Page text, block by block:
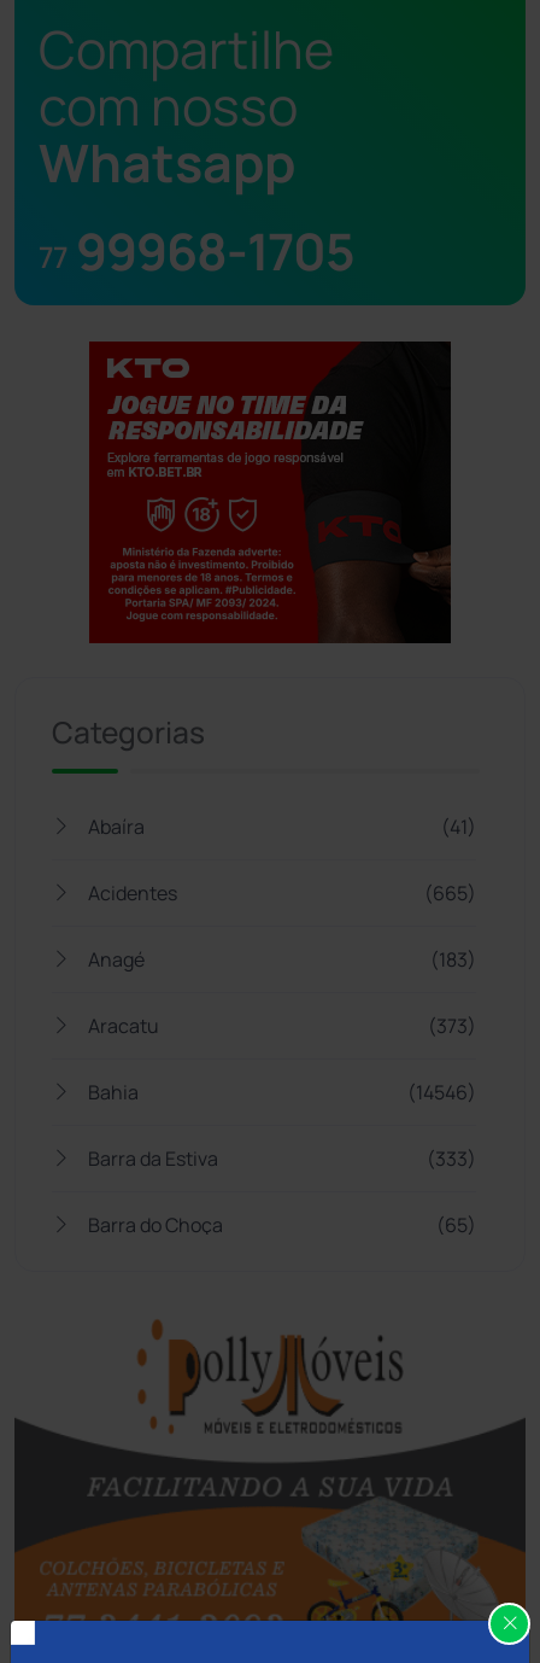
Compartilhe
com nosso
Whatsapp
77 99968-1705
Categorias
Abaíra (41)
Acidentes (665)
Anagé (183)
Aracatu (373)
Bahia (14546)
Barra da Estiva (333)
Barra do Choça (65)
Bom Jesus da Lapa
Boquira
Botuporã (73)
Brasil (7680)
Brumado (31962)